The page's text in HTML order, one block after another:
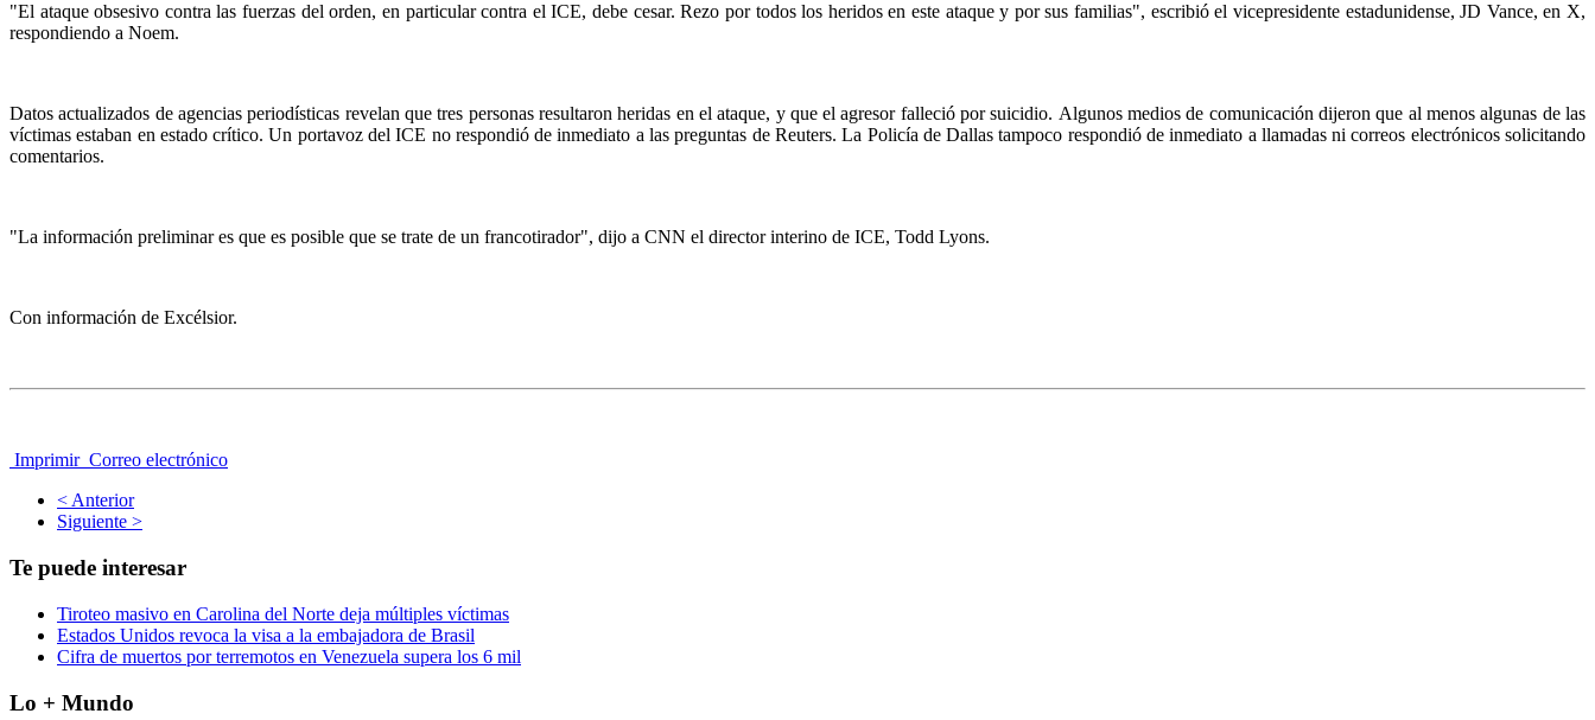
"El ataque obsesivo contra las fuerzas del orden, en particular contra el ICE, debe cesar. Rezo por todos los heridos en este ataque y por sus familias", escribió el vicepresidente estadunidense, JD Vance, en X,
respondiendo a Noem.
Datos actualizados de agencias periodísticas revelan que tres personas resultaron heridas en el ataque, y que el agresor falleció por suicidio. Algunos medios de comunicación dijeron que al menos algunas de las
víctimas estaban en estado crítico. Un portavoz del ICE no respondió de inmediato a las preguntas de Reuters. La Policía de Dallas tampoco respondió de inmediato a llamadas ni correos electrónicos solicitando
comentarios.
"La información preliminar es que es posible que se trate de un francotirador", dijo a CNN el director interino de ICE, Todd Lyons.
Con información de Excélsior.
Imprimir Correo electrónico
< Anterior
Siguiente >
Te puede interesar
Tiroteo masivo en Carolina del Norte deja múltiples víctimas
Estados Unidos revoca la visa a la embajadora de Brasil
Cifra de muertos por terremotos en Venezuela supera los 6 mil
Lo + Mundo